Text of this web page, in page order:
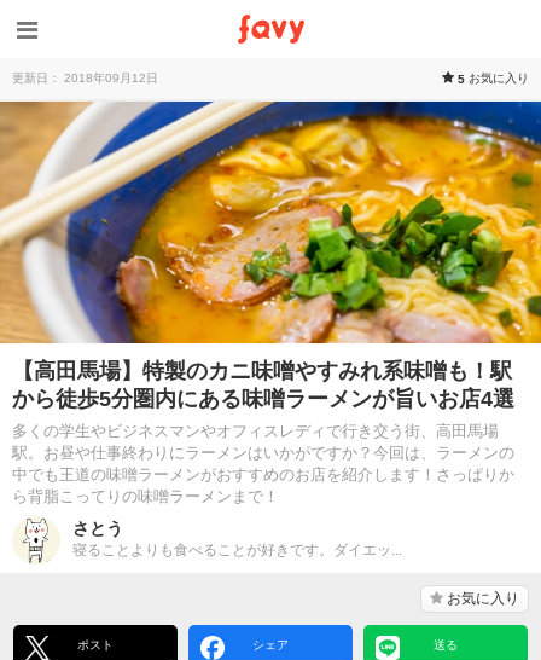
更新日： 2018年09月12日 5 お気に入り
【高田馬場】特製のカニ味噌やすみれ系味噌も！駅
から徒歩5分圏内にある味噌ラーメンが旨いお店4選
多くの学生やビジネスマンやオフィスレディで行き交う街、高田馬場
駅。お昼や仕事終わりにラーメンはいかがですか？今回は、ラーメンの
中でも王道の味噌ラーメンがおすすめのお店を紹介します！さっぱりか
ら背脂こってりの味噌ラーメンまで！
さとう
寝ることよりも食べることが好きです。ダイエッ...
お気に入り
ポスト シェア 送る